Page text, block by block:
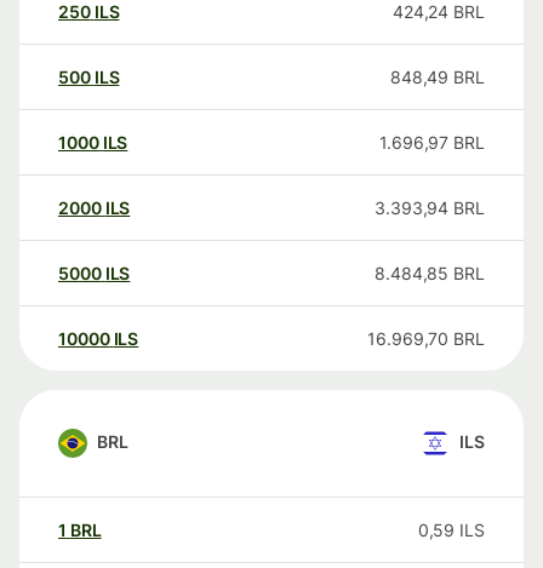
250 ILS 424,24 BRL
500 ILS 848,49 BRL
1000 ILS 1.696,97 BRL
2000 ILS 3.393,94 BRL
5000 ILS 8.484,85 BRL
10000 ILS 16.969,70 BRL
BRL ILS
1 BRL 0,59 ILS